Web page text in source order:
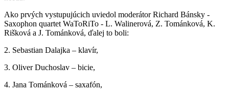
Ako prvých vystupujúcich uviedol moderátor Richard Bánsky -
Saxophon quartet WaToRiTo - L. Walinerová, Z. Tománková, K.
Rišková a J. Tománková, ďalej to boli:
2. Sebastian Dalajka – klavír,
3. Oliver Duchoslav – bicie,
4. Jana Tománková – saxafón,